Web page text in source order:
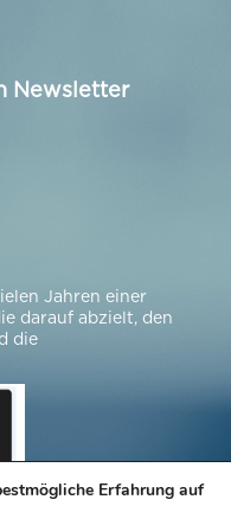
Newsletter
Jahren einer
darauf abzielt, den
die
Erfahrung auf